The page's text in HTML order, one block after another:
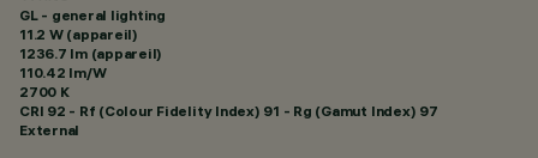
GL - general lighting
11.2 W (appareil)
1236.7 lm (appareil)
110.42 lm/W
2700 K
CRI 92 - Rf (Colour Fidelity Index) 91 - Rg (Gamut Index) 97
External